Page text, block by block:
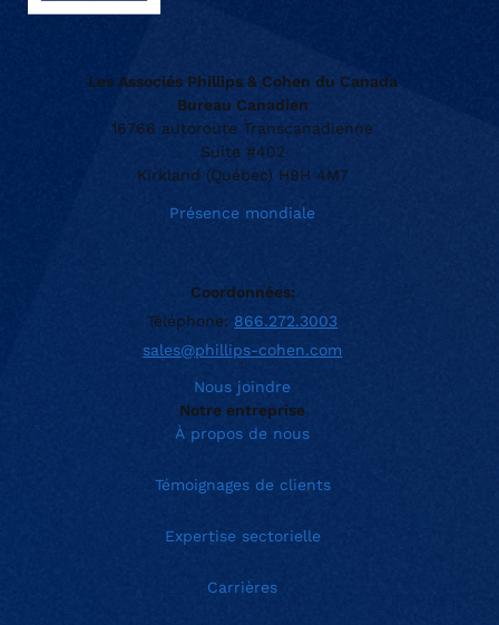
Les Associés Phillips & Cohen du Canada
Bureau Canadien
16766 autoroute Transcanadienne
Suite #402
Kirkland (Québec) H9H 4M7
Présence mondiale
Coordonnées:
Téléphone: 866.272.3003
sales@phillips-cohen.com
Nous joindre
Notre entreprise
À propos de nous
Témoignages de clients
Expertise sectorielle
Carrières